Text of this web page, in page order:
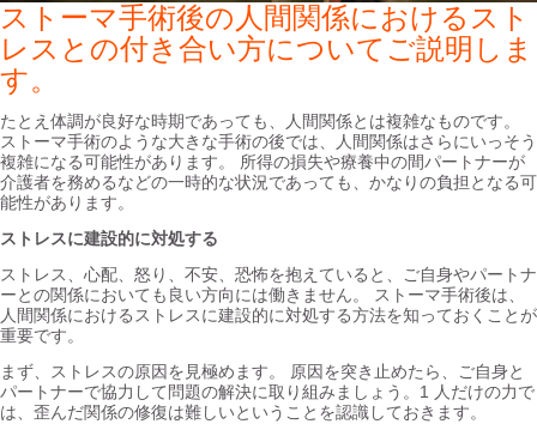
ストーマ手術後の人間関係におけるスト
レスとの付き合い方についてご説明しま
す。
たとえ体調が良好な時期であっても、人間関係とは複雑なものです。
ストーマ手術のような大きな手術の後では、人間関係はさらにいっそう
複雑になる可能性があります。 所得の損失や療養中の間パートナーが
介護者を務めるなどの一時的な状況であっても、かなりの負担となる可
能性があります。
ストレスに建設的に対処する
ストレス、心配、怒り、不安、恐怖を抱えていると、ご自身やパートナ
ーとの関係においても良い方向には働きません。 ストーマ手術後は、
人間関係におけるストレスに建設的に対処する方法を知っておくことが
重要です。
まず、ストレスの原因を見極めます。 原因を突き止めたら、ご自身と
パートナーで協力して問題の解決に取り組みましょう。1 人だけの力で
は、歪んだ関係の修復は難しいということを認識しておきます。